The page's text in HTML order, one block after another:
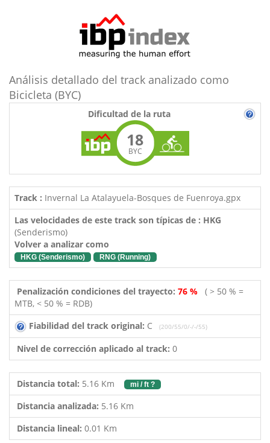
Análisis detallado del track analizado como
Bicicleta (BYC)
Dificultad de la ruta
18
BYC
Track : Invernal La Atalayuela-Bosques de Fuenroya.gpx
Las velocidades de este track son típicas de : HKG
(Senderismo)
Volver a analizar como
HKG (Senderismo) RNG (Running)
Penalización condiciones del trayecto: 76 % ( > 50 % =
MTB, < 50 % = RDB)
Fiabilidad del track original: C (200/55/0/-/-/55)
Nivel de corrección aplicado al track: 0
Distancia total: 5.16 Km mi / ft ?
Distancia analizada: 5.16 Km
Distancia lineal: 0.01 Km